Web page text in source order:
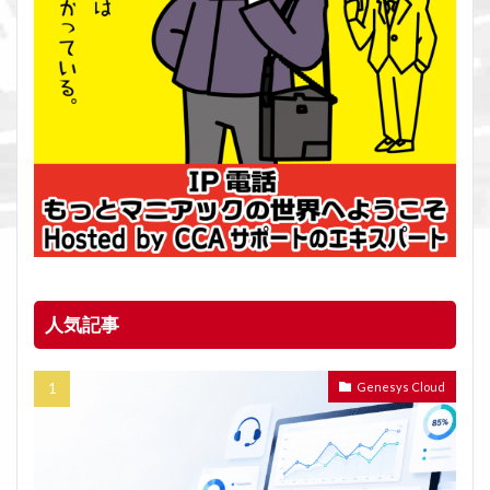
人気記事
Genesys Cloud